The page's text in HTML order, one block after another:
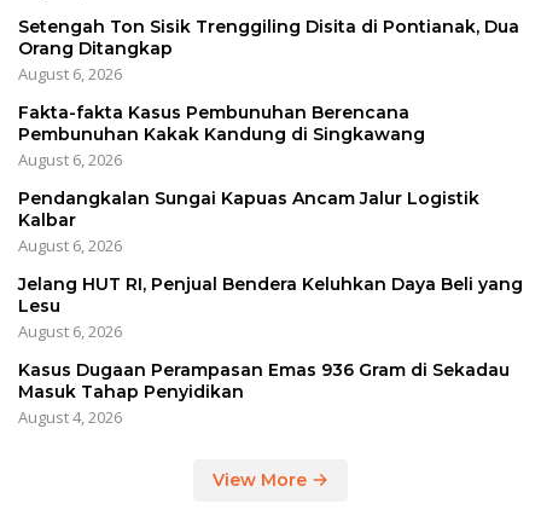
Setengah Ton Sisik Trenggiling Disita di Pontianak, Dua
Orang Ditangkap
August 6, 2026
Fakta-fakta Kasus Pembunuhan Berencana
Pembunuhan Kakak Kandung di Singkawang
August 6, 2026
Pendangkalan Sungai Kapuas Ancam Jalur Logistik
Kalbar
August 6, 2026
Jelang HUT RI, Penjual Bendera Keluhkan Daya Beli yang
Lesu
August 6, 2026
Kasus Dugaan Perampasan Emas 936 Gram di Sekadau
Masuk Tahap Penyidikan
August 4, 2026
View More